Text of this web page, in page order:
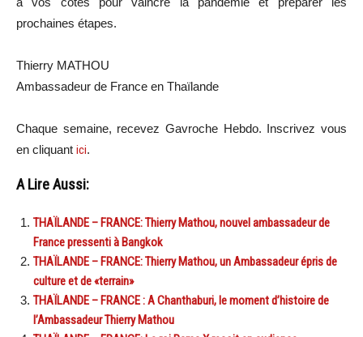
prochaines étapes.
Thierry MATHOU
Ambassadeur de France en Thaïlande
Chaque semaine, recevez Gavroche Hebdo. Inscrivez vous
en cliquant ici.
A Lire Aussi:
THAÏLANDE – FRANCE: Thierry Mathou, nouvel ambassadeur de
France pressenti à Bangkok
THAÏLANDE – FRANCE: Thierry Mathou, un Ambassadeur épris de
culture et de «terrain»
THAÏLANDE – FRANCE : A Chanthaburi, le moment d’histoire de
l’Ambassadeur Thierry Mathou